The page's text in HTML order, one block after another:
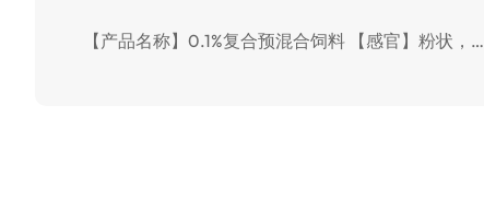
【产品名称】0.1%复合预混合饲料 【感官】粉状，…